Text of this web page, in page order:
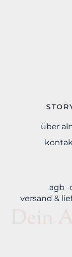
über
agb
versand &
Dein